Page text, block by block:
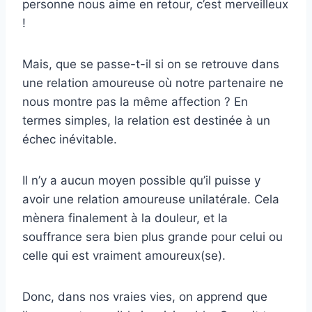
personne nous aime en retour, c’est merveilleux
!
Mais, que se passe-t-il si on se retrouve dans
une relation amoureuse où notre partenaire ne
nous montre pas la même affection ? En
termes simples, la relation est destinée à un
échec inévitable.
Il n’y a aucun moyen possible qu’il puisse y
avoir une relation amoureuse unilatérale. Cela
mènera finalement à la douleur, et la
souffrance sera bien plus grande pour celui ou
celle qui est vraiment amoureux(se).
Donc, dans nos vraies vies, on apprend que